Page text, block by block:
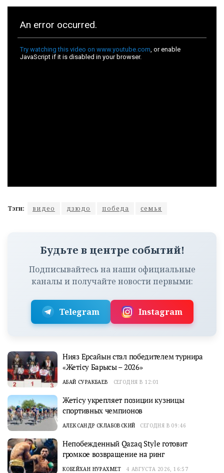
Тэги: видео дзюдо победа семья
Будьте в центре событий!
Подписывайтесь на наши официальные
каналы и получайте новости первыми:
Telegram Instagram
Нияз Ерсайын стал победителем турнира
«Жетісу Барысы – 2026»
АБАЙ СУРАКБАЕВ СЕГОДНЯ В 12:01
Жетісу укрепляет позиции кузницы
спортивных чемпионов
АЛЕКСАНДР СКЛАБОВСКИЙ СЕГОДНЯ В 09:46
Непобежденный Qazaq Style готовит
громкое возвращение на ринг
КОБЕЙХАН НУРАХМЕТ 4 АВГУСТА 2026, 16:57